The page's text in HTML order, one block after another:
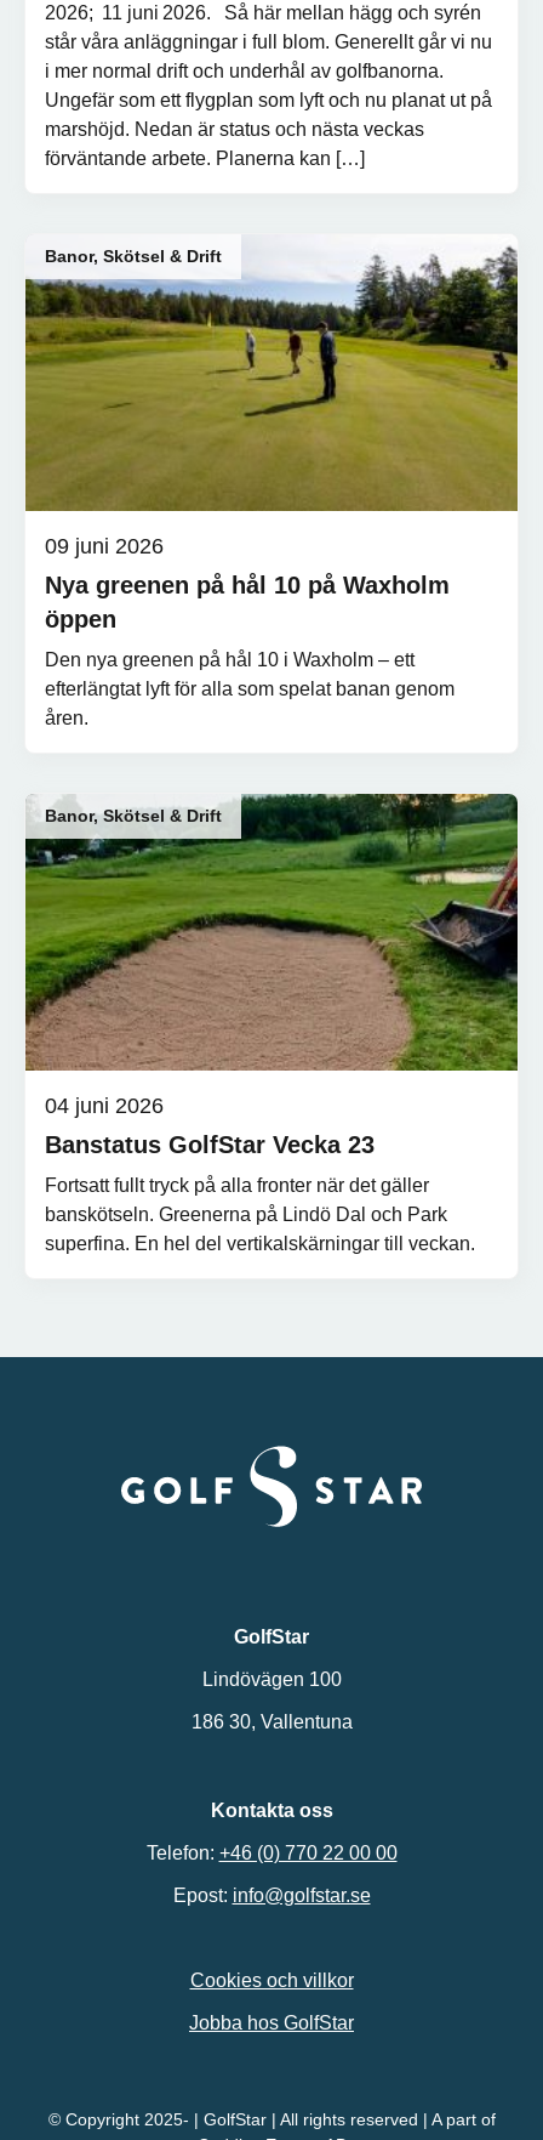
2026; 11 juni 2026. Så här mellan hägg och syrén
står våra anläggningar i full blom. Generellt går vi nu
i mer normal drift och underhål av golfbanorna.
Ungefär som ett flygplan som lyft och nu planat ut på
marshöjd. Nedan är status och nästa veckas
förväntande arbete. Planerna kan […]
Banor, Skötsel & Drift
09 juni 2026
Nya greenen på hål 10 på Waxholm
öppen
Den nya greenen på hål 10 i Waxholm – ett
efterlängtat lyft för alla som spelat banan genom
åren.
Banor, Skötsel & Drift
04 juni 2026
Banstatus GolfStar Vecka 23
Fortsatt fullt tryck på alla fronter när det gäller
banskötseln. Greenerna på Lindö Dal och Park
superfina. En hel del vertikalskärningar till veckan.
GolfStar
Lindövägen 100
186 30, Vallentuna
Kontakta oss
Telefon: +46 (0) 770 22 00 00
Epost: info@golfstar.se
Cookies och villkor
Jobba hos GolfStar
© Copyright 2025- | GolfStar | All rights reserved | A part of